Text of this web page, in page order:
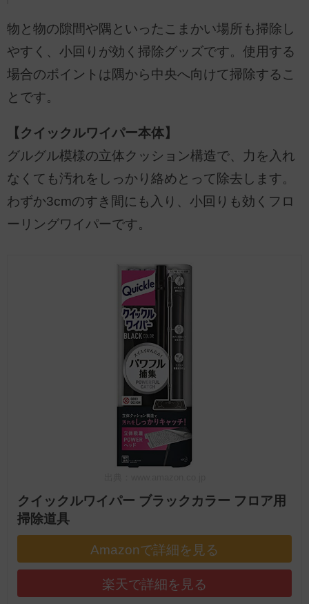
物と物の隙間や隅といったこまかい場所も掃除し
やすく、小回りが効く掃除グッズです。使用する
場合のポイントは隅から中央へ向けて掃除するこ
とです。
【クイックルワイパー本体】
グルグル模様の立体クッション構造で、力を入れ
なくても汚れをしっかり絡めとって除去します。
わずか3cmのすき間にも入り、小回りも効くフロ
ーリングワイパーです。
クイックルワイパー ブラックカラー フロア用
掃除道具
Amazonで詳細を見る
楽天で詳細を見る